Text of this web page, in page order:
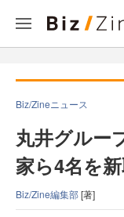
Biz/Zineニュース
丸井グルー
家ら4名を
Biz/Zine編集部[著]